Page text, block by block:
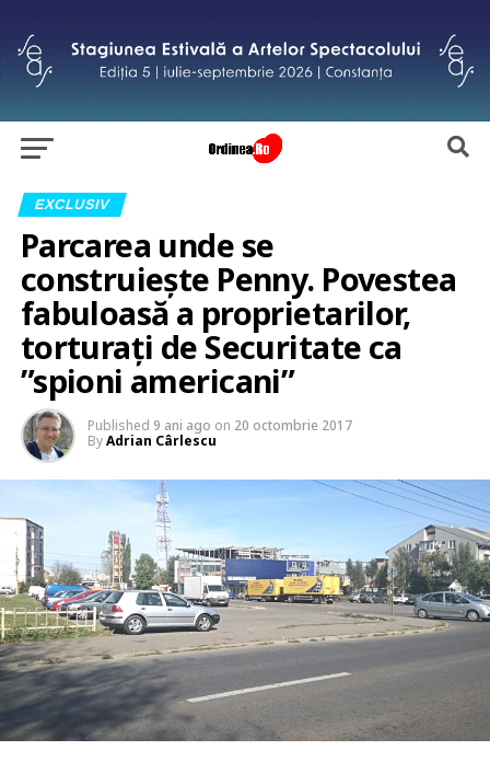
EXCLUSIV
Parcarea unde se
construiește Penny. Povestea
fabuloasă a proprietarilor,
torturați de Securitate ca
”spioni americani”
Published 9 ani ago on 20 octombrie 2017
ByAdrian Cârlescu